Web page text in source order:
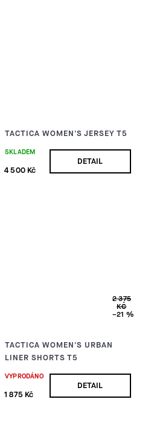
TACTICA WOMEN'S JERSEY T5
SKLADEM
4 500 Kč
DETAIL
2 375
KČ
–21 %
TACTICA WOMEN'S URBAN
LINER SHORTS T5
VYPRODÁNO
1 875 Kč
DETAIL